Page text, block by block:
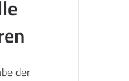
der